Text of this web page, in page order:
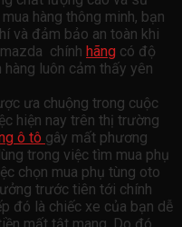
hàng thông minh, bạn
và đảm bảo an toàn khi
chính hãng có độ
hàng luôn cảm thấy yên
ưa chuộng trong cuộc
hiện nay trên thị trường
ô tô gây mất phương
trong việc tìm mua phụ
chọn mua phụ tùng oto
trước tiên tới chính
đó là chiếc xe của bạn dễ